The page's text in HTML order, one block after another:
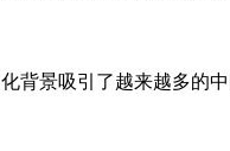
背景吸引了越来越多的